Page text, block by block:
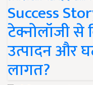
Success
टेक्नोलॉजी
उत्पादन और
लागत?